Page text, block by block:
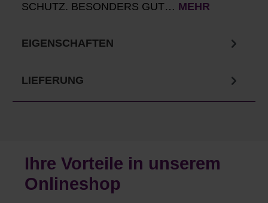
SCHUTZ. BESONDERS GUT… MEHR
EIGENSCHAFTEN
LIEFERUNG
Ihre Vorteile in unserem
Onlineshop